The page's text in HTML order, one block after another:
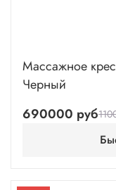
Массажное
Черный
690000 руб